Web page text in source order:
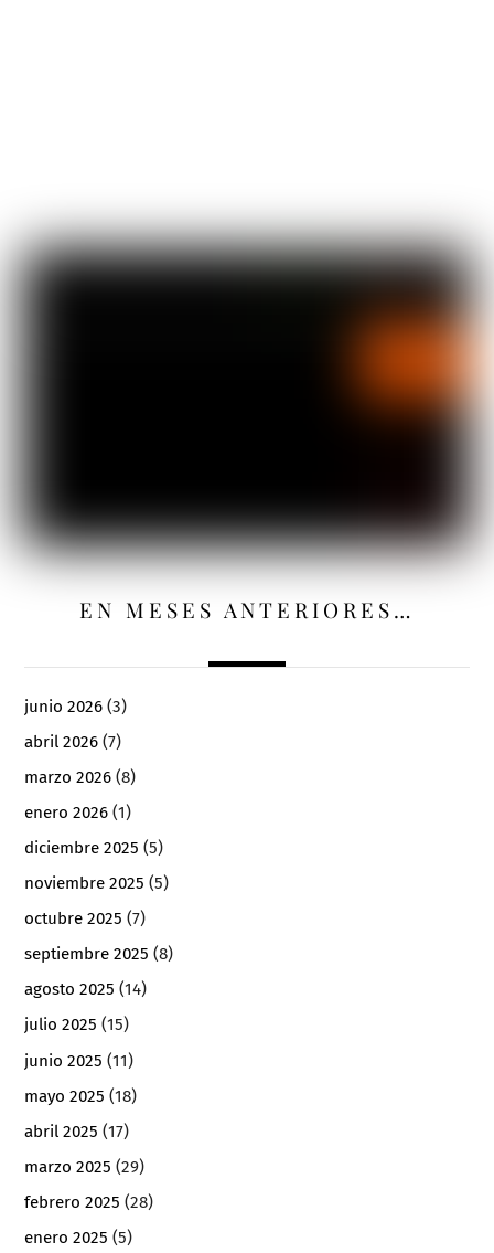
EN MESES ANTERIORES…
junio 2026 (3)
abril 2026 (7)
marzo 2026 (8)
enero 2026 (1)
diciembre 2025 (5)
noviembre 2025 (5)
octubre 2025 (7)
septiembre 2025 (8)
agosto 2025 (14)
julio 2025 (15)
junio 2025 (11)
mayo 2025 (18)
abril 2025 (17)
marzo 2025 (29)
febrero 2025 (28)
enero 2025 (5)